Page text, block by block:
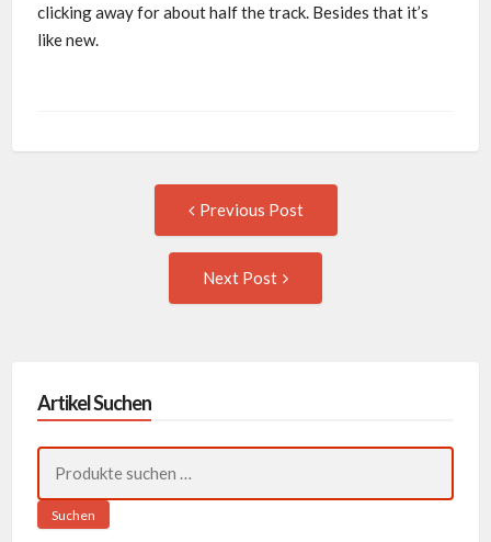
clicking away for about half the track. Besides that it’s
like new.
navigation
Previous Post
Next Post
Artikel Suchen
nach:
Suchen